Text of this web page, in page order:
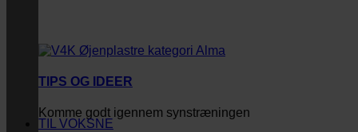
TIPS OG IDEER
Komme godt igennem synstræningen
TIL VOKSNE